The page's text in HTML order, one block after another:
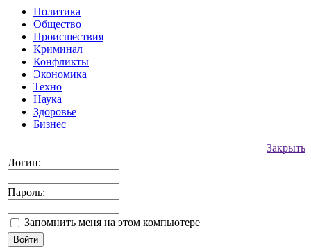
Политика
Общество
Происшествия
Криминал
Конфликты
Экономика
Техно
Наука
Здоровье
Бизнес
Закрыть
Логин:
Пароль:
Запомнить меня на этом компьютере